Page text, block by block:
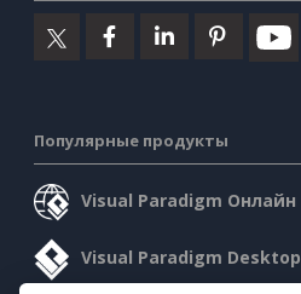
Популярные продукты
Visual Paradigm Онлайн
Visual Paradigm Desktop